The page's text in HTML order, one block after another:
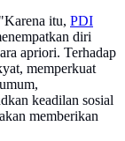
itu, PDI
diri
apriori. Terhadap
memperkuat
keadilan sosial
memberikan